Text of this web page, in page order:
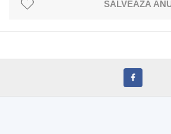
SALVEAZĂ